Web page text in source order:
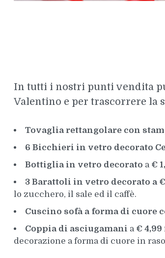
In tutti i nostri punti vendita
Valentino e per trascorrere la
Tovaglia rettangolare con
6 Bicchieri in vetro decorato
Bottiglia in vetro decorato a€
3 Barattoli in vetro decorato a
lo zucchero, il sale ed il caffè.
Cuscino sofà a forma di cuore
Coppia di asciugamani a€ 4,99
decorazione a forma di cuore in